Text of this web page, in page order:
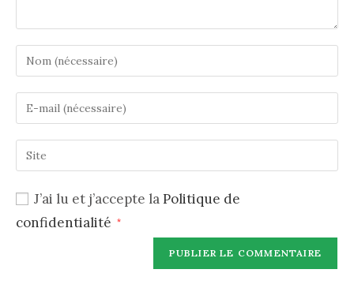
J’ai lu et j’accepte laPolitique de
confidentialité
*